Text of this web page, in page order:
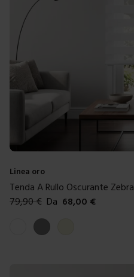
Linea oro
Tenda A Rullo Oscurante Zebra
79,90€ Da 68,00 €
Colori disponibili
BiancoGrigio